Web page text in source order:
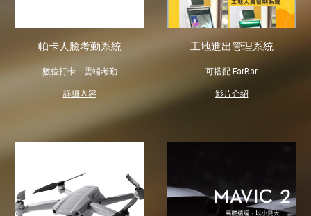
帕卡人臉考勤系統
數位打卡 雲端考勤
詳細內容
工地進出管理系統
可搭配 FarBar
影片介紹